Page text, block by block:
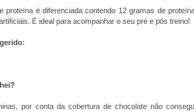
proteína é diferenciada contendo 12 gramas de
É ideal para acompanhar o seu pré e pós treino!
por conta da cobertura de chocolate não